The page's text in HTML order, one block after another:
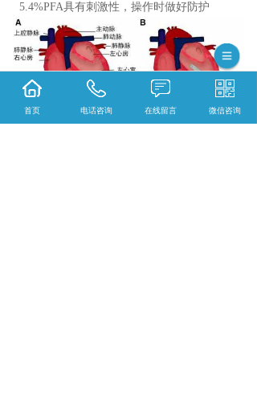
5.4%PFA具有刺激性，操作时做好防护
首页 电话咨询 在线留言 微信咨询